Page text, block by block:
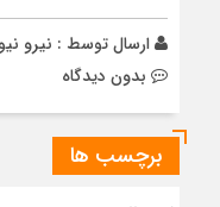
ارسال توسط : نیرو
بدون دیدگاه
برچسب ها